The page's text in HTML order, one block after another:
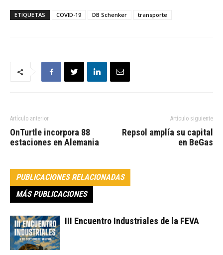
ETIQUETAS COVID-19 DB Schenker transporte
Artículo anterior
OnTurtle incorpora 88
estaciones en Alemania
Artículo siguiente
Repsol amplía su capital
en BeGas
PUBLICACIONES RELACIONADAS
MÁS PUBLICACIONES
III Encuentro Industriales de la FEVA